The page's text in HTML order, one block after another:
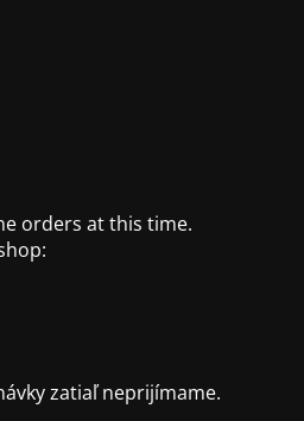
orders at this time.
zatiaľ neprijímame.